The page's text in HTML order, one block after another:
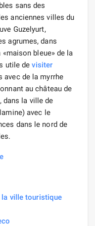
sans des
anciennes villes du
Guzelyurt,
agrumes, dans
bleue» de la
utile devisiter
avec de la myrrhe
au château de
dans la ville de
avec le
dans le nord de
ville touristique